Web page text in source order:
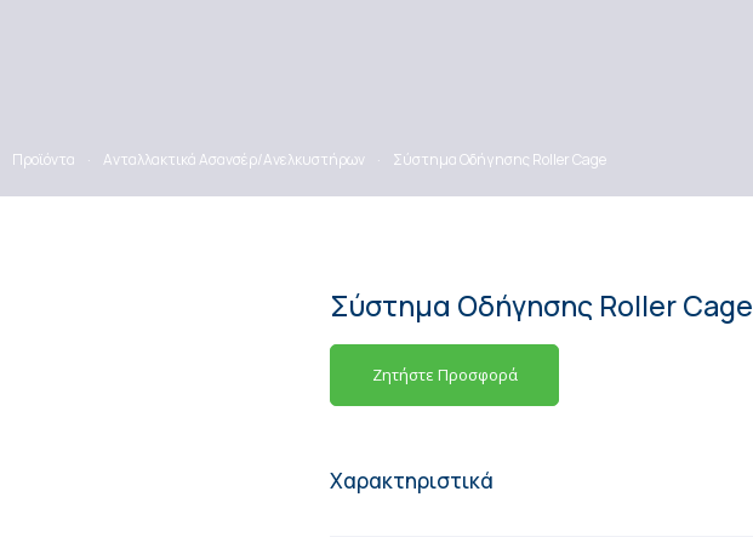
Προϊόντα · Ανταλλακτικά Ασανσέρ/Ανελκυστήρων · Σύστημα Οδήγησης Roller Cage
Σύστημα Οδήγησης Roller Cage
Ζητήστε Προσφορά
Χαρακτηριστικά